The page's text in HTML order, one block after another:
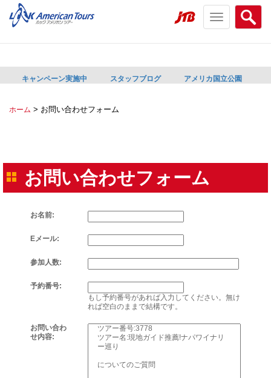
Search
menu
Toggle
navigation
キャンペーン実施中 スタッフブログ アメリカ国立公園
ホーム > お問い合わせフォーム
お問い合わせフォーム
お名前:
Eメール:
参加人数:
予約番号:
もし予約番号があれば入力してください。無け
れば空白のままで結構です。
お問い合わ
せ内容: